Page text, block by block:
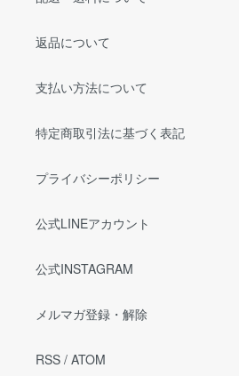
返品について
支払い方法について
特定商取引法に基づく表記
プライバシーポリシー
公式LINEアカウント
公式INSTAGRAM
メルマガ登録・解除
RSS / ATOM